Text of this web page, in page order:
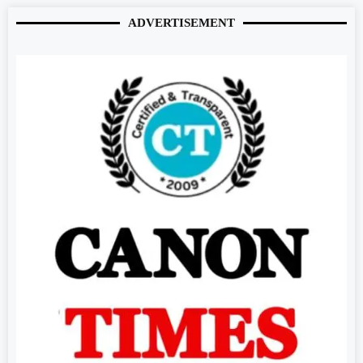
ADVERTISEMENT